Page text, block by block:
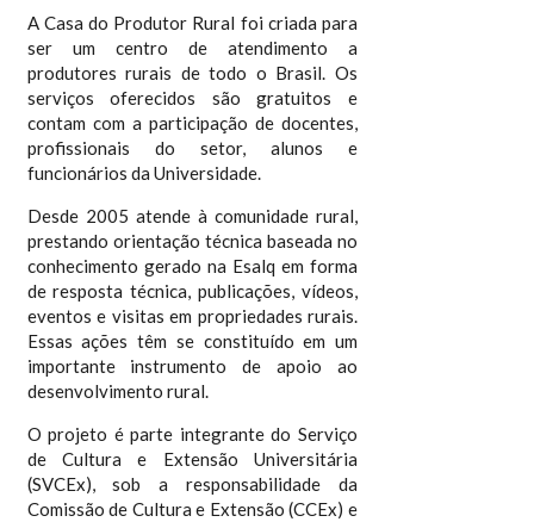
A Casa do Produtor Rural foi criada para
ser um centro de atendimento a
produtores rurais de todo o Brasil. Os
serviços oferecidos são gratuitos e
contam com a participação de docentes,
profissionais do setor, alunos e
funcionários da Universidade.
Desde 2005 atende à comunidade rural,
prestando orientação técnica baseada no
conhecimento gerado na Esalq em forma
de resposta técnica, publicações, vídeos,
eventos e visitas em propriedades rurais.
Essas ações têm se constituído em um
importante instrumento de apoio ao
desenvolvimento rural.
O projeto é parte integrante do Serviço
de Cultura e Extensão Universitária
(SVCEx), sob a responsabilidade da
Comissão de Cultura e Extensão (CCEx) e